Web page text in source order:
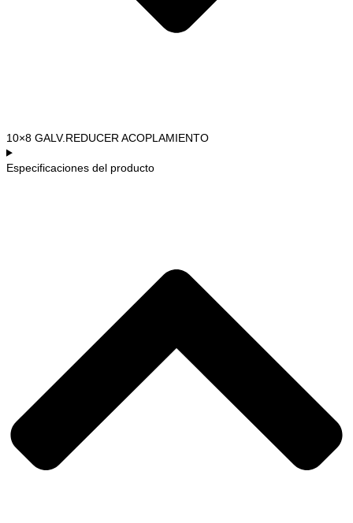
10×8 GALV.REDUCER ACOPLAMIENTO
Especificaciones del producto